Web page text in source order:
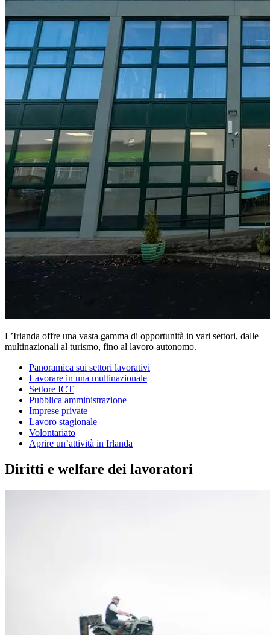
L’Irlanda offre una vasta gamma di opportunità in vari settori, dalle
multinazionali al turismo, fino al lavoro autonomo.
Panoramica sui settori lavorativi
Lavorare in una multinazionale
Settore ICT
Pubblica amministrazione
Imprese private
Lavoro stagionale
Volontariato
Aprire un’attività in Irlanda
Diritti e welfare dei lavoratori